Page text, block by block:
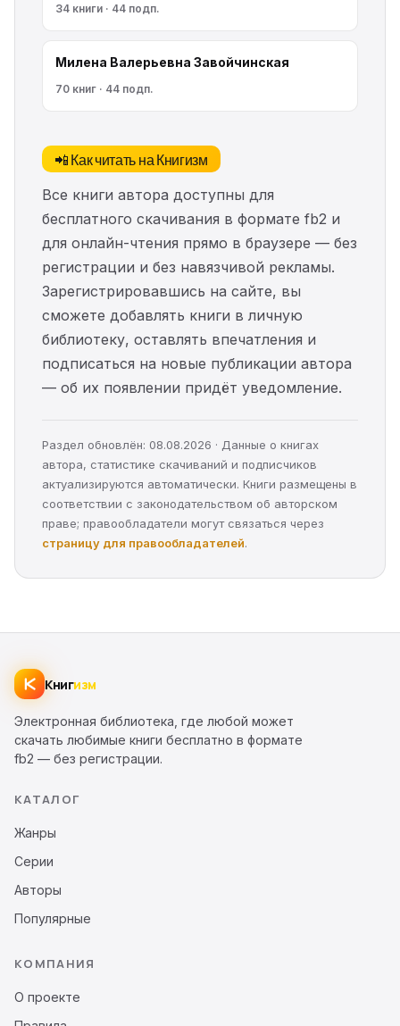
34 книги · 44 подп.
Милена Валерьевна Завойчинская
70 книг · 44 подп.
📲 Как читать на Книгизм
Все книги автора доступны для
бесплатного скачивания в формате fb2 и
для онлайн-чтения прямо в браузере — без
регистрации и без навязчивой рекламы.
Зарегистрировавшись на сайте, вы
сможете добавлять книги в личную
библиотеку, оставлять впечатления и
подписаться на новые публикации автора
— об их появлении придёт уведомление.
Раздел обновлён: 08.08.2026 · Данные о книгах
автора, статистике скачиваний и подписчиков
актуализируются автоматически. Книги размещены в
соответствии с законодательством об авторском
праве; правообладатели могут связаться через
страницу для правообладателей.
Книгизм
Электронная библиотека, где любой может
скачать любимые книги бесплатно в формате
fb2 — без регистрации.
КАТАЛОГ
Жанры
Серии
Авторы
Популярные
КОМПАНИЯ
О проекте